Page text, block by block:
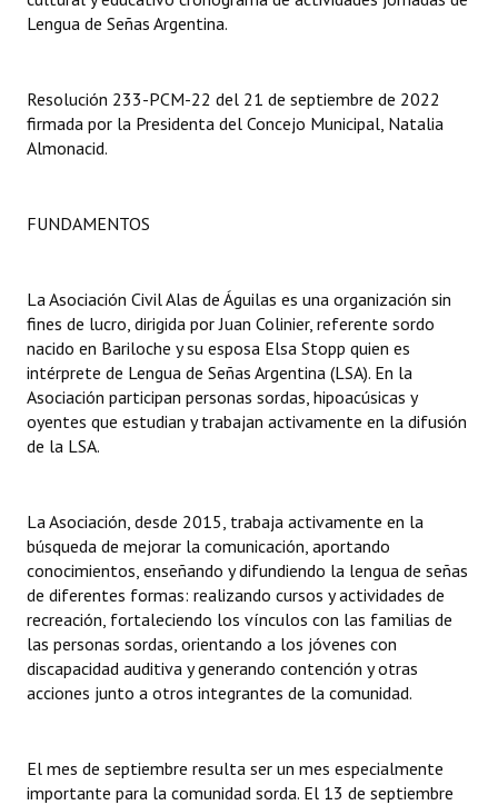
Mujeres que Dejaron Huellas - Registro
Ciudadano Ilustre - Registro
Banca del Vecino - Registro
Bariloche, Municipio intercultural
Entrega de distinciones
REFORMA DE LA CARTA ORGÁNICA
Lengua de Señas Argentina.
Resolución 233-PCM-22 del 21 de septiembre de 2022
firmada por la Presidenta del Concejo Municipal, Natalia
Almonacid.
FUNDAMENTOS
La Asociación Civil Alas de Águilas es una organización sin
fines de lucro, dirigida por Juan Colinier, referente sordo
nacido en Bariloche y su esposa Elsa Stopp quien es
intérprete de Lengua de Señas Argentina (LSA). En la
Asociación participan personas sordas, hipoacúsicas y
oyentes que estudian y trabajan activamente en la difusión
de la LSA.
La Asociación, desde 2015, trabaja activamente en la
búsqueda de mejorar la comunicación, aportando
conocimientos, enseñando y difundiendo la lengua de señas
de diferentes formas: realizando cursos y actividades de
recreación, fortaleciendo los vínculos con las familias de
las personas sordas, orientando a los jóvenes con
discapacidad auditiva y generando contención y otras
acciones junto a otros integrantes de la comunidad.
El mes de septiembre resulta ser un mes especialmente
importante para la comunidad sorda. El 13 de septiembre